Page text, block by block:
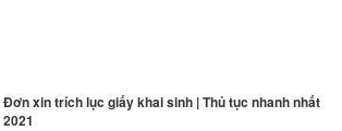
Đơn xin trích lục giấy khai sinh | Thủ tục nhanh nhất
2021